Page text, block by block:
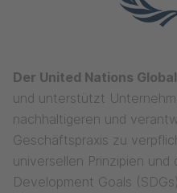
Der United Nations
und unterstützt
nachhaltigeren und
Geschäftspraxis zu
universellen Prinzipien und
Development Goals